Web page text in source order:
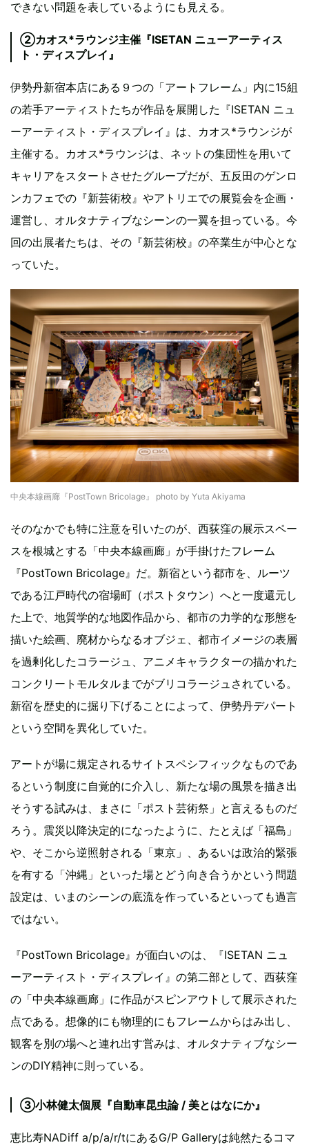
できない問題を表しているようにも見える。
②カオス*ラウンジ主催『ISETAN ニューアーティス
ト・ディスプレイ』
伊勢丹新宿本店にある９つの「アートフレーム」内に15組
の若手アーティストたちが作品を展開した『ISETAN ニュ
ーアーティスト・ディスプレイ』は、カオス*ラウンジが
主催する。カオス*ラウンジは、ネットの集団性を用いて
キャリアをスタートさせたグループだが、五反田のゲンロ
ンカフェでの『新芸術校』やアトリエでの展覧会を企画・
運営し、オルタナティブなシーンの一翼を担っている。今
回の出展者たちは、その『新芸術校』の卒業生が中心とな
っていた。
中央本線画廊『PostTown Bricolage』 photo by Yuta Akiyama
そのなかでも特に注意を引いたのが、西荻窪の展示スペー
スを根城とする「中央本線画廊」が手掛けたフレーム
『PostTown Bricolage』だ。新宿という都市を、ルーツ
である江戸時代の宿場町（ポストタウン）へと一度還元し
た上で、地質学的な地図作品から、都市の力学的な形態を
描いた絵画、廃材からなるオブジェ、都市イメージの表層
を過剰化したコラージュ、アニメキャラクターの描かれた
コンクリートモルタルまでがブリコラージュされている。
新宿を歴史的に掘り下げることによって、伊勢丹デパート
という空間を異化していた。
アートが場に規定されるサイトスペシフィックなものであ
るという制度に自覚的に介入し、新たな場の風景を描き出
そうする試みは、まさに「ポスト芸術祭」と言えるものだ
ろう。震災以降決定的になったように、たとえば「福島」
や、そこから逆照射される「東京」、あるいは政治的緊張
を有する「沖縄」といった場とどう向き合うかという問題
設定は、いまのシーンの底流を作っているといっても過言
ではない。
『PostTown Bricolage』が面白いのは、『ISETAN ニュ
ーアーティスト・ディスプレイ』の第二部として、西荻窪
の「中央本線画廊」に作品がスピンアウトして展示された
点である。想像的にも物理的にもフレームからはみ出し、
観客を別の場へと連れ出す営みは、オルタナティブなシー
ンのDIY精神に則っている。
③小林健太個展『自動車昆虫論 / 美とはなにか』
恵比寿NADiff a/p/a/r/tにあるG/P Galleryは純然たるコマ